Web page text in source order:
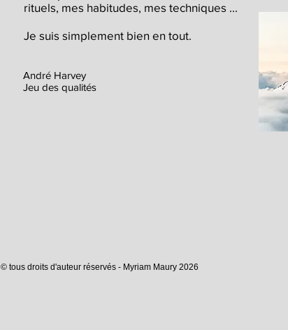
rituels, mes habitudes, mes techniques ...
Je suis simplement bien en tout.
André Harvey
Jeu des qualités
© tous droits d'auteur réservés - Myriam Maury 2026